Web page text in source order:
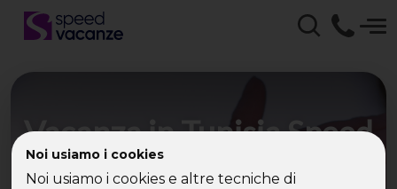
Noi usiamo i cookies
Noi usiamo i cookies e altre tecniche di
Vacanza in Tunisia Speed
Vacanze - weekend,